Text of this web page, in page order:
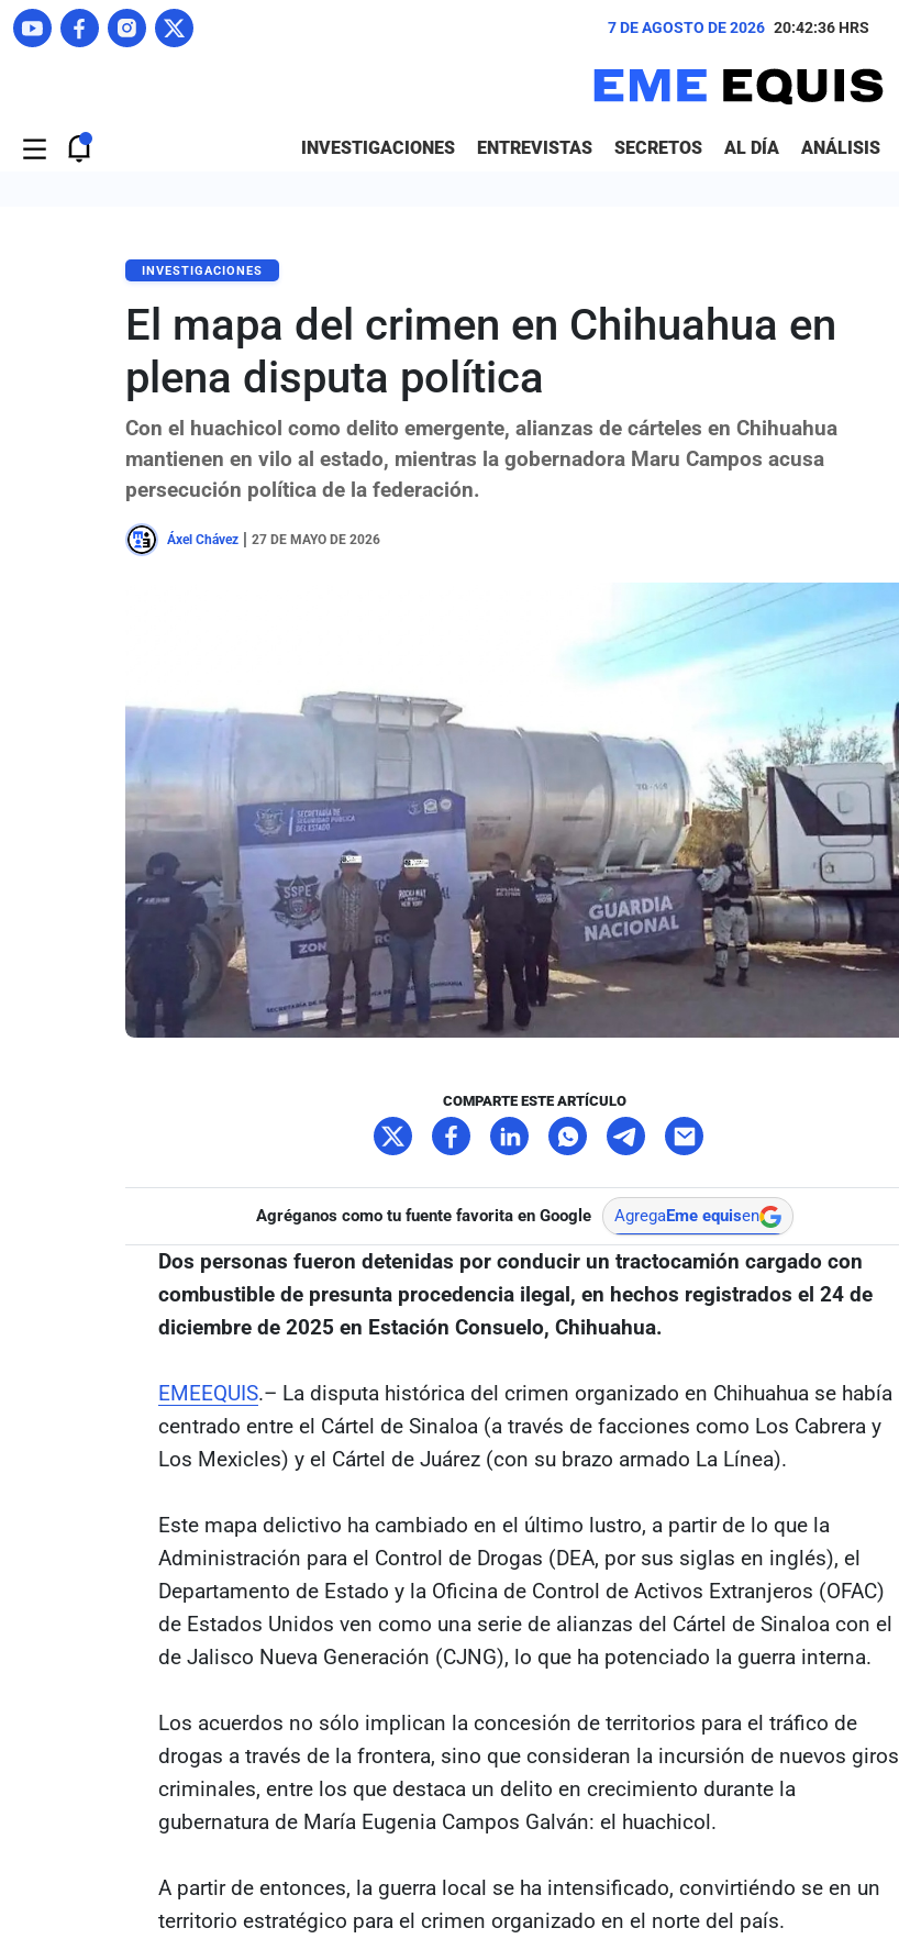
7 DE AGOSTO DE 2026 20:42:37 HRS
INVESTIGACIONES ENTREVISTAS SECRETOS AL DÍA ANÁLISIS
INVESTIGACIONES
El mapa del crimen en Chihuahua en
plena disputa política
Con el huachicol como delito emergente, alianzas de cárteles en Chihuahua
mantienen en vilo al estado, mientras la gobernadora Maru Campos acusa
persecución política de la federación.
Áxel Chávez 27 DE MAYO DE 2026
COMPARTE ESTE ARTÍCULO
Agréganos como tu fuente favorita en Google AgregaEme equisen
Dos personas fueron detenidas por conducir un tractocamión cargado con
combustible de presunta procedencia ilegal, en hechos registrados el 24 de
diciembre de 2025 en Estación Consuelo, Chihuahua.
EMEEQUIS.– La disputa histórica del crimen organizado en Chihuahua se había
centrado entre el Cártel de Sinaloa (a través de facciones como Los Cabrera y
Los Mexicles) y el Cártel de Juárez (con su brazo armado La Línea).
Este mapa delictivo ha cambiado en el último lustro, a partir de lo que la
Administración para el Control de Drogas (DEA, por sus siglas en inglés), el
Departamento de Estado y la Oficina de Control de Activos Extranjeros (OFAC)
de Estados Unidos ven como una serie de alianzas del Cártel de Sinaloa con el
de Jalisco Nueva Generación (CJNG), lo que ha potenciado la guerra interna.
Los acuerdos no sólo implican la concesión de territorios para el tráfico de
drogas a través de la frontera, sino que consideran la incursión de nuevos giros
criminales, entre los que destaca un delito en crecimiento durante la
gubernatura de María Eugenia Campos Galván: el huachicol.
A partir de entonces, la guerra local se ha intensificado, convirtiéndo se en un
territorio estratégico para el crimen organizado en el norte del país.